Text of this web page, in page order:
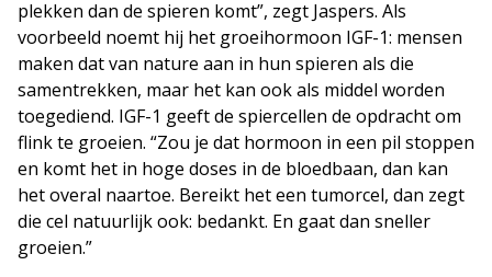
plekken dan de spieren komt”, zegt Jaspers. Als
voorbeeld noemt hij het groeihormoon IGF-1: mensen
maken dat van nature aan in hun spieren als die
samentrekken, maar het kan ook als middel worden
toegediend. IGF-1 geeft de spiercellen de opdracht om
flink te groeien. “Zou je dat hormoon in een pil stoppen
en komt het in hoge doses in de bloedbaan, dan kan
het overal naartoe. Bereikt het een tumorcel, dan zegt
die cel natuurlijk ook: bedankt. En gaat dan sneller
groeien.”